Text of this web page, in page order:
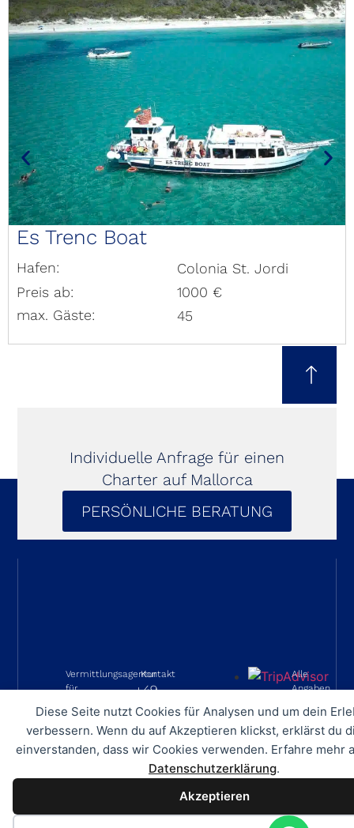
Diese Seite nutzt Cookies für Analysen und um dein
verbessern. Wenn du auf Akzeptieren klickst, erklärst du
einverstanden, dass wir Cookies verwenden. Erfahre mehr
Datenschutzerklärung.
Akzeptieren
Es Trenc Boat
Hafen:
Colonia St. Jordi
Preis ab:
1000 €
max. Gäste:
45
Individuelle Anfrage für einen
Charter auf Mallorca
PERSÖNLICHE BERATUNG
Vermittlungsagentur
für
Club
Marina
Kontakt
+49
175
8
555
372
info@online-
charter.com
Alle
Angaben
Gewähr
Alle
Angaben
sind
Gewähr